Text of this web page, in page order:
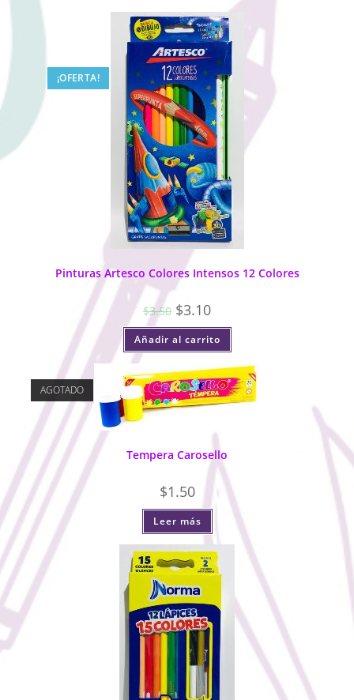
¡OFERTA!
Pinturas Artesco Colores Intensos 12 Colores
$3.50 $3.10
Añadir al carrito
AGOTADO
Tempera Carosello
$1.50
Leer más